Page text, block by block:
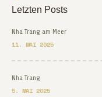
Letzten Posts
Nha Trang am Meer
11. MAI 2025
Nha Trang
5. MAI 2025